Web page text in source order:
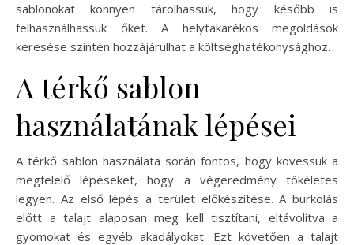
sablonokat könnyen tárolhassuk, hogy később is
felhasználhassuk őket. A helytakarékos megoldások
keresése szintén hozzájárulhat a költséghatékonysághoz.
A térkő sablon
használatának lépései
A térkő sablon használata során fontos, hogy kövessük a
megfelelő lépéseket, hogy a végeredmény tökéletes
legyen. Az első lépés a terület előkészítése. A burkolás
előtt a talajt alaposan meg kell tisztítani, eltávolítva a
gyomokat és egyéb akadályokat. Ezt követően a talajt